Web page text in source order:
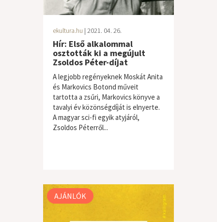
ekultura.hu | 2021. 04. 26.
Hír: Első alkalommal
osztották ki a megújult
Zsoldos Péter-díjat
A legjobb regényeknek Moskát Anita
és Markovics Botond műveit
tartotta a zsűri, Markovics könyve a
tavalyi év közönségdíját is elnyerte.
A magyar sci-fi egyik atyjáról,
Zsoldos Péterről...
AJÁNLÓK